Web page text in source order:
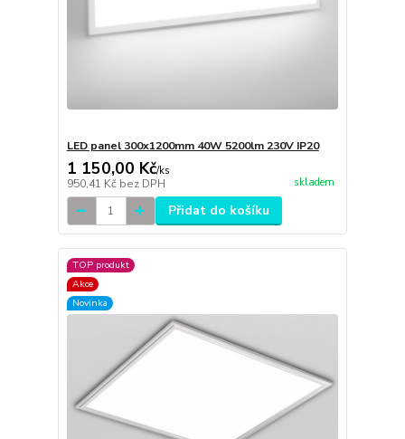
LED panel 300x1200mm 40W 5200lm 230V IP20
1 150,00 Kč/ks
950,41 Kč bez DPH skladem
Přidat do košíku
TOP produkt
Akce
Novinka